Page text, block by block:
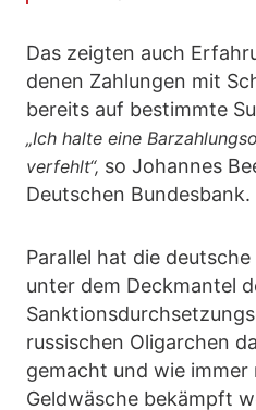
Das zeigten auch
denen Zahlungen mit
bereits auf bestimmte
„Ich halte eine
verfehlt“, so Johannes
Deutschen Bundesbank.
Parallel hat die
unter dem Deckmantel
russischen Oligarchen
gemacht und wie immer
Geldwäsche bekämpft